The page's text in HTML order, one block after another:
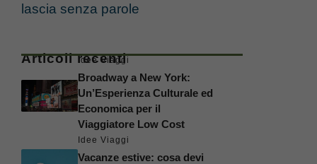
lascia senza parole
Articoli recenti
Idee Viaggi
Broadway a New York:
Un’Esperienza Culturale ed
Economica per il
Viaggiatore Low Cost
Idee Viaggi
Vacanze estive: cosa devi